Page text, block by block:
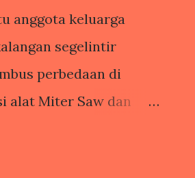
anggota keluarga
segelintir
perbedaan di
alat Miter Saw dan